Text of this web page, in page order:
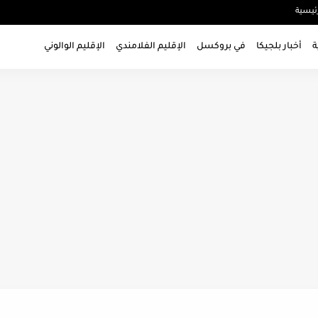
أخبار بلجيكا في بروكسل الإقليم الفلامندي الإقليم الوالوني